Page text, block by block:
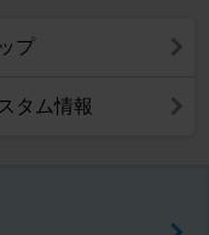
プ
タム情報